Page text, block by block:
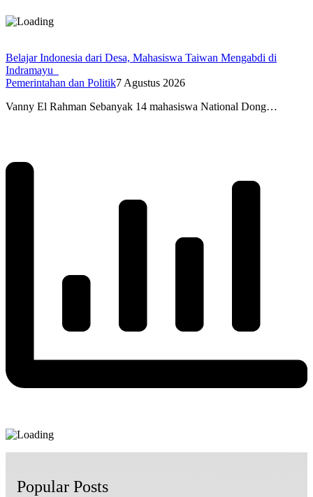
Belajar Indonesia dari Desa, Mahasiswa Taiwan Mengabdi di
Indramayu
Pemerintahan dan Politik7 Agustus 2026
Vanny El Rahman Sebanyak 14 mahasiswa National Dong…
Popular Posts